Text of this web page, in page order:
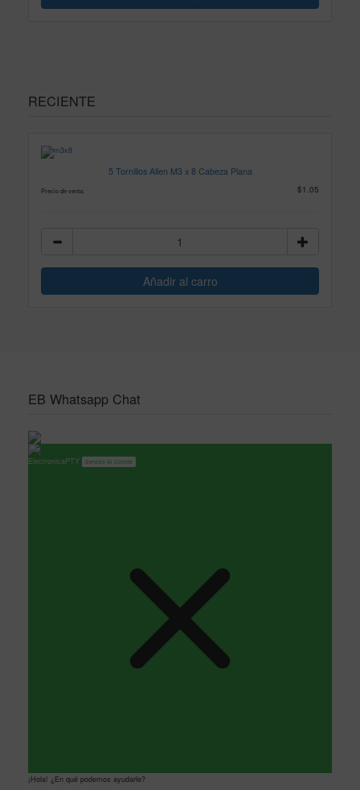
RECIENTE
5 Tornillos Allen M3 x 8 Cabeza Plana
Precio de venta: $1.05
EB Whatsapp Chat
ElectronicaPTY Servicio Al Cliente
¡Hola! ¿En qué podemos ayudarle?